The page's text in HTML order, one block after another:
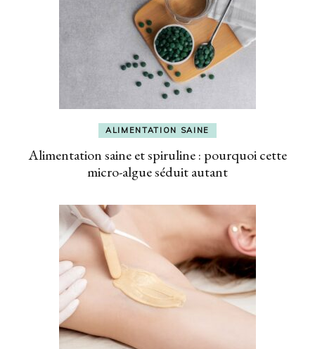
ALIMENTATION SAINE
Alimentation saine et spiruline : pourquoi cette
micro-algue séduit autant